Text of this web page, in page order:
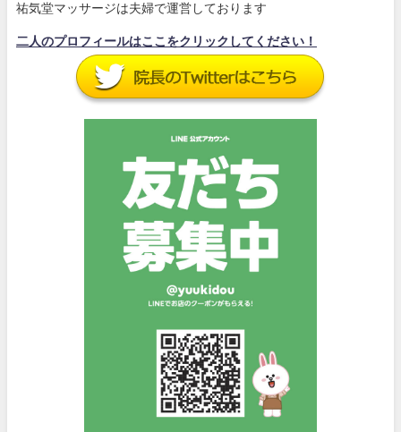
祐気堂マッサージは夫婦で運営しております
二人のプロフィールはここをクリックしてください！